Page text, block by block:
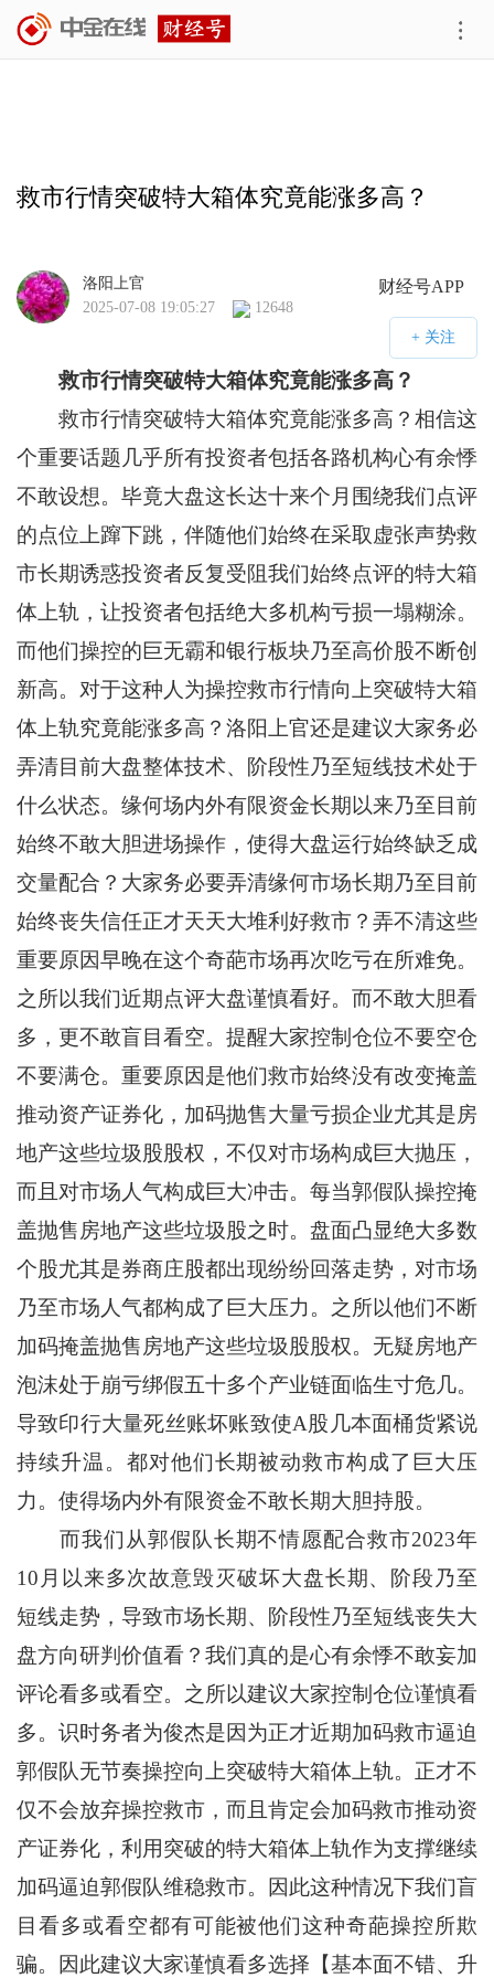
救市行情突破特大箱体究竟能涨多高？
财经号APP
洛阳上官
2025-07-08 19:05:27
12648
救市行情突破特大箱体究竟能涨多高？
救市行情突破特大箱体究竟能涨多高？相信这
个重要话题几乎所有投资者包括各路机构心有余悸
不敢设想。毕竟大盘这长达十来个月围绕我们点评
的点位上蹿下跳，伴随他们始终在采取虚张声势救
市长期诱惑投资者反复受阻我们始终点评的特大箱
体上轨，让投资者包括绝大多机构亏损一塌糊涂。
而他们操控的巨无霸和银行板块乃至高价股不断创
新高。对于这种人为操控救市行情向上突破特大箱
体上轨究竟能涨多高？洛阳上官还是建议大家务必
弄清目前大盘整体技术、阶段性乃至短线技术处于
什么状态。缘何场内外有限资金长期以来乃至目前
始终不敢大胆进场操作，使得大盘运行始终缺乏成
交量配合？大家务必要弄清缘何市场长期乃至目前
始终丧失信任正才天天大堆利好救市？弄不清这些
重要原因早晚在这个奇葩市场再次吃亏在所难免。
之所以我们近期点评大盘谨慎看好。而不敢大胆看
多，更不敢盲目看空。提醒大家控制仓位不要空仓
不要满仓。重要原因是他们救市始终没有改变掩盖
推动资产证券化，加码抛售大量亏损企业尤其是房
地产这些垃圾股股权，不仅对市场构成巨大抛压，
而且对市场人气构成巨大冲击。每当郭假队操控掩
盖抛售房地产这些垃圾股之时。盘面凸显绝大多数
个股尤其是券商庄股都出现纷纷回落走势，对市场
乃至市场人气都构成了巨大压力。之所以他们不断
加码掩盖抛售房地产这些垃圾股股权。无疑房地产
泡沫处于崩亏绑假五十多个产业链面临生寸危几。
导致印行大量死丝账坏账致使A股几本面桶货紧说
持续升温。都对他们长期被动救市构成了巨大压
力。使得场内外有限资金不敢长期大胆持股。
而我们从郭假队长期不情愿配合救市2023年
10月以来多次故意毁灭破坏大盘长期、阶段乃至
短线走势，导致市场长期、阶段性乃至短线丧失大
盘方向研判价值看？我们真的是心有余悸不敢妄加
评论看多或看空。之所以建议大家控制仓位谨慎看
多。识时务者为俊杰是因为正才近期加码救市逼迫
郭假队无节奏操控向上突破特大箱体上轨。正才不
仅不会放弃操控救市，而且肯定会加码救市推动资
产证券化，利用突破的特大箱体上轨作为支撑继续
加码逼迫郭假队维稳救市。因此这种情况下我们盲
目看多或看空都有可能被他们这种奇葩操控所欺
骗。因此建议大家谨慎看多选择【基本面不错、升